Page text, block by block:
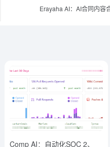
Erayaha AI：AI合同内容
Comp AI：自动化SOC 2、